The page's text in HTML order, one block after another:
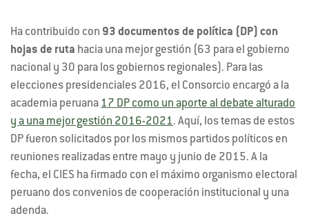
Ha contribuido con 93 documentos de política (DP) con
hojas de ruta hacia una mejor gestión (63 para el gobierno
nacional y 30 para los gobiernos regionales). Para las
elecciones presidenciales 2016, el Consorcio encargó a la
academia peruana 17 DP como un aporte al debate alturado
y a una mejor gestión 2016-2021. Aquí, los temas de estos
DP fueron solicitados por los mismos partidos políticos en
reuniones realizadas entre mayo y junio de 2015. A la
fecha, el CIES ha firmado con el máximo organismo electoral
peruano dos convenios de cooperación institucional y una
adenda.